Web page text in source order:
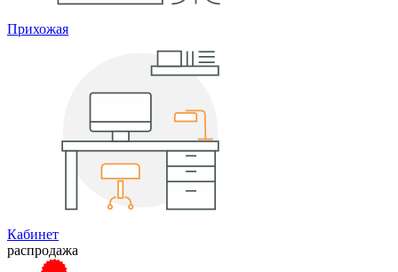
Прихожая
Кабинет
распродажа